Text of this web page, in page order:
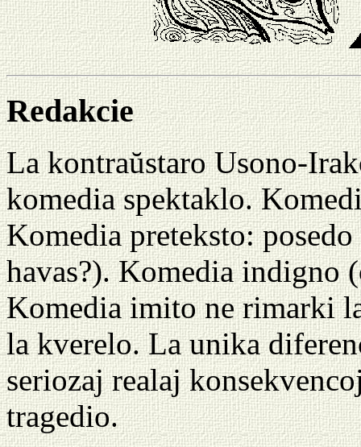
Redakcie
La kontraŭstaro Usono-
komedia spektaklo.
Komedia preteksto:
havas?). Komedia indigno
Komedia imito ne rimarki
la kverelo. La unika
seriozaj realaj
tragedio.